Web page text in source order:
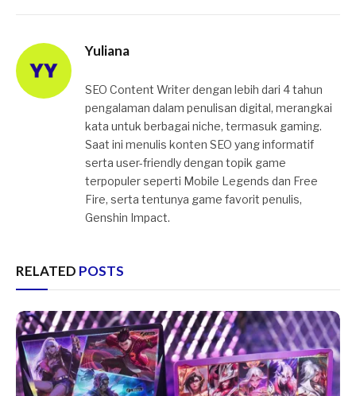
Yuliana
SEO Content Writer dengan lebih dari 4 tahun
pengalaman dalam penulisan digital, merangkai
kata untuk berbagai niche, termasuk gaming.
Saat ini menulis konten SEO yang informatif
serta user-friendly dengan topik game
terpopuler seperti Mobile Legends dan Free
Fire, serta tentunya game favorit penulis,
Genshin Impact.
RELATED POSTS